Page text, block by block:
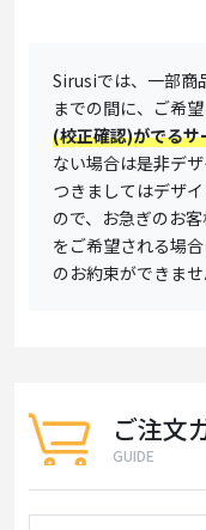
Sirusiでは、一部商
までの間に、ご希
(校正確認)がでるサ
ない場合は是非デ
つきましてはデザ
ので、お急ぎのお
をご希望される場
のお約束ができま
ご注文
GUIDE